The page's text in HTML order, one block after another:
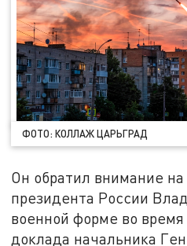
ФОТО: КОЛЛАЖ ЦАРЬГРАД
Он обратил внимание
президента России
военной форме во
доклада начальника